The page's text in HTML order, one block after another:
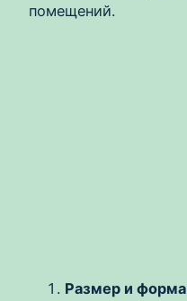
помещений.
Размер и